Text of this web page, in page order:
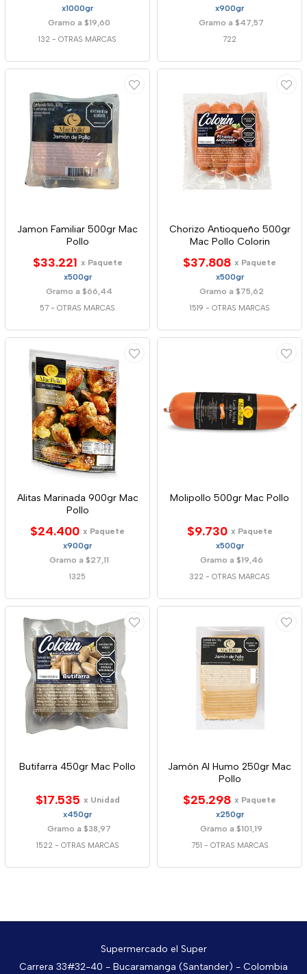
x1000gr
Gramo a $19,60
132 - OTRAS MARCAS
x900gr
Gramo a $47,57
722
Jamon Familiar 500gr Mac
Pollo
$33.221 x Paquete
x500gr
Gramo a $66,44
57 - OTRAS MARCAS
Chorizo Antioqueño 500gr
Mac Pollo Colorin
$37.808 x Paquete
x500gr
Gramo a $75,62
1519 - OTRAS MARCAS
Alitas Marinada 900gr Mac
Pollo
$24.400 x Paquete
x900gr
Gramo a $27,11
1325
Molipollo 500gr Mac Pollo
$9.730 x Paquete
x500gr
Gramo a $19,46
322 - OTRAS MARCAS
Butifarra 450gr Mac Pollo
$17.535 x Unidad
x450gr
Gramo a $38,97
1522 - OTRAS MARCAS
Jamón Al Humo 250gr Mac
Pollo
$25.298 x Paquete
x250gr
Gramo a $101,19
751 - OTRAS MARCAS
Supermercado el Super
Carrera 33#32-40 - Bucaramanga (Santander) - Colombia